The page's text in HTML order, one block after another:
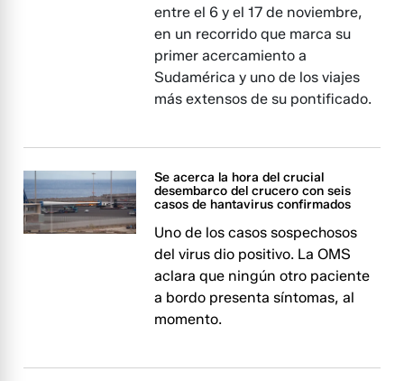
entre el 6 y el 17 de noviembre,
en un recorrido que marca su
primer acercamiento a
Sudamérica y uno de los viajes
más extensos de su pontificado.
Se acerca la hora del crucial
desembarco del crucero con seis
casos de hantavirus confirmados
Uno de los casos sospechosos
del virus dio positivo. La OMS
aclara que ningún otro paciente
a bordo presenta síntomas, al
momento.